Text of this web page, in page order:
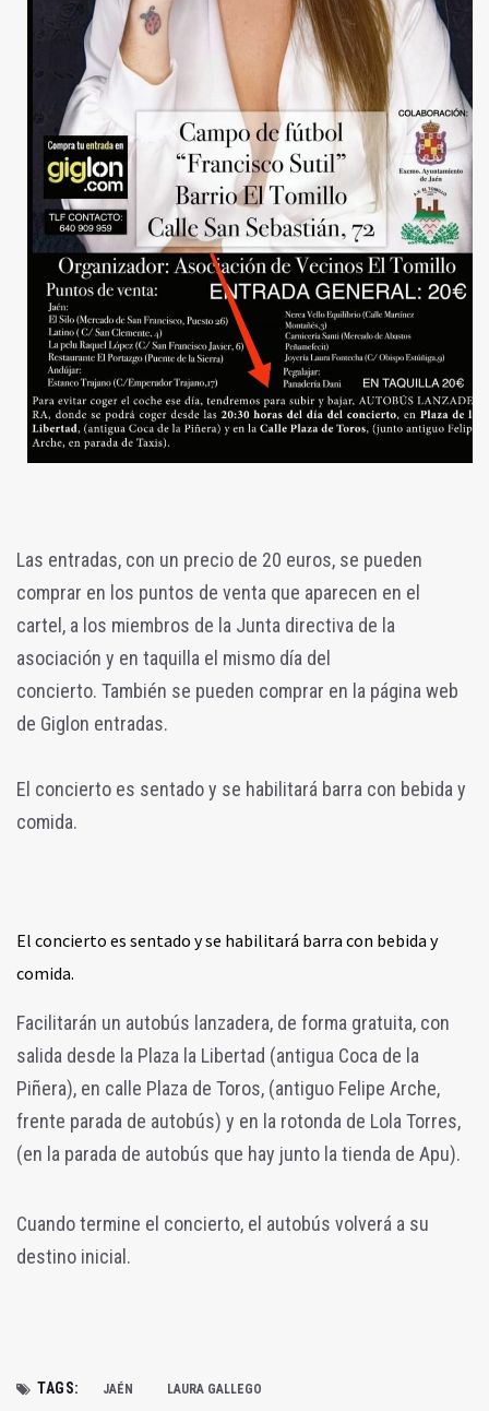
Las entradas, con un precio de 20 euros, se pueden
comprar en los puntos de venta que aparecen en el
cartel, a los miembros de la Junta directiva de la
asociación y en taquilla el mismo día del
concierto. También se pueden comprar en la página web
de Giglon entradas.
El concierto es sentado y se habilitará barra con bebida y
comida.
El concierto es sentado y se habilitará barra con bebida y
comida.
Facilitarán un autobús lanzadera, de forma gratuita, con
salida desde la Plaza la Libertad (antigua Coca de la
Piñera), en calle Plaza de Toros, (antiguo Felipe Arche,
frente parada de autobús) y en la rotonda de Lola Torres,
(en la parada de autobús que hay junto la tienda de Apu).
Cuando termine el concierto, el autobús volverá a su
destino inicial.
TAGS: JAÉN LAURA GALLEGO